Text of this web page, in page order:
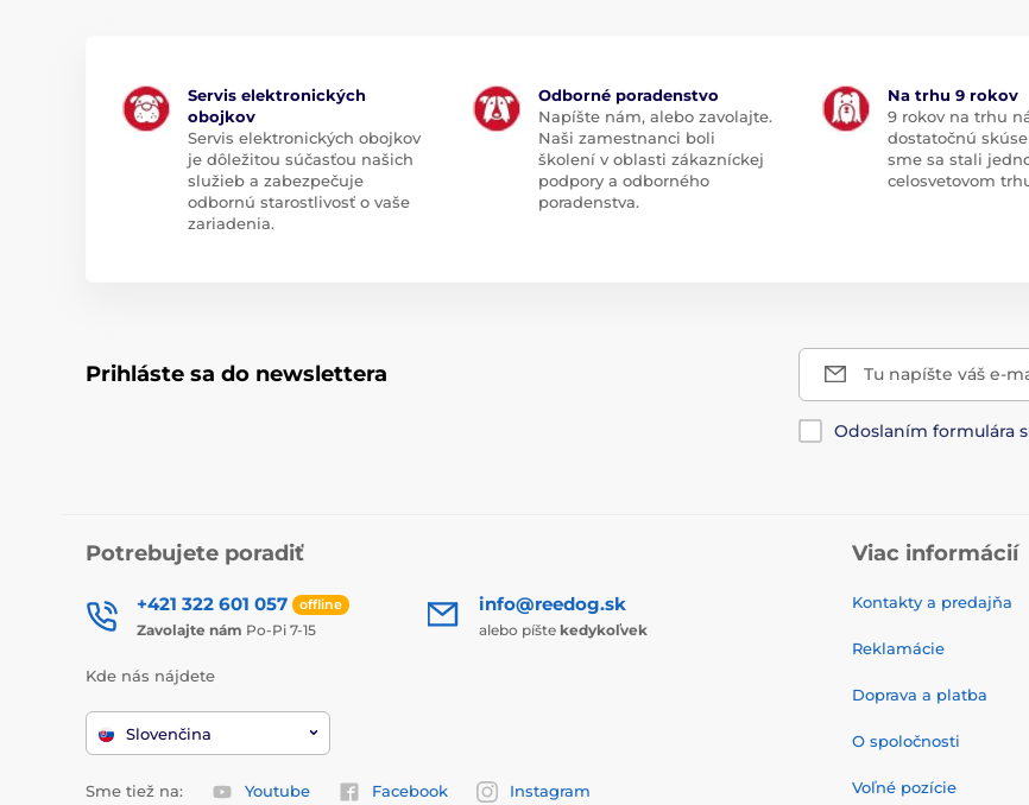
Servis elektronických
obojkov
Servis elektronických obojkov
je dôležitou súčasťou našich
služieb a zabezpečuje
odbornú starostlivosť o vaše
zariadenia.
Odborné poradenstvo
Napíšte nám, alebo zavolajte.
Naši zamestnanci boli
školení v oblasti zákazníckej
podpory a odborného
poradenstva.
Na trhu 9 rokov
9 rokov na trhu
dostatočnú
sme sa stali
celosvetovom
Prihláste sa do newslettera Tu napíšte váš e-
Odoslaním formulára
Potrebujete poradiť
+421 322 601 057 offline
Zavolajte nám Po-Pi 7-15
info@reedog.sk
alebo píšte kedykoľvek
Kde nás nájdete
Slovenčina
Sme tiež na: Youtube Facebook Instagram
Viac informácií
Kontakty a predajňa
Reklamácie
Doprava a platba
O spoločnosti
Voľné pozície